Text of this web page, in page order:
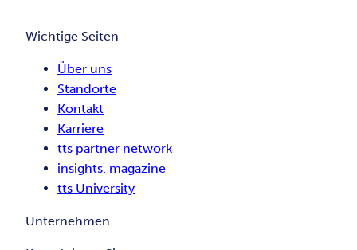
Wichtige Seiten
Über uns
Standorte
Kontakt
Karriere
tts partner network
insights. magazine
tts University
Unternehmen